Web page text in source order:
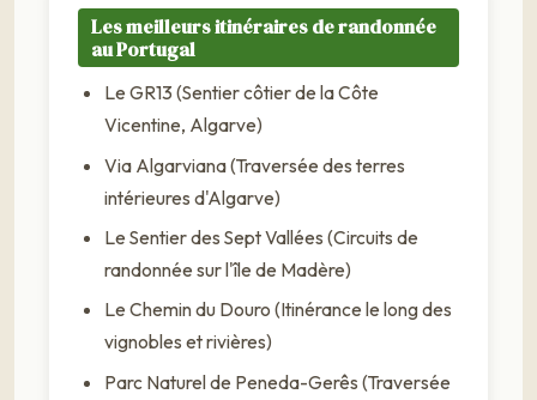
Les meilleurs itinéraires de randonnée
au Portugal
Le GR13 (Sentier côtier de la Côte
Vicentine, Algarve)
Via Algarviana (Traversée des terres
intérieures d'Algarve)
Le Sentier des Sept Vallées (Circuits de
randonnée sur l'île de Madère)
Le Chemin du Douro (Itinérance le long des
vignobles et rivières)
Parc Naturel de Peneda-Gerês (Traversée